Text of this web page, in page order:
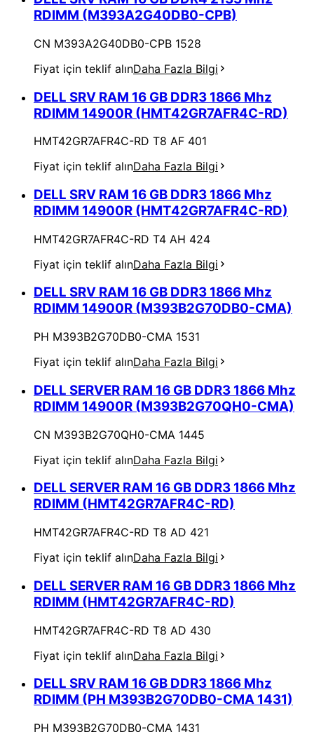
RDIMM (M393A2G40DB0-CPB)
CN M393A2G40DB0-CPB 1528
Fiyat için teklif alınDaha Fazla Bilgi
DELL SRV RAM 16 GB DDR3 1866 Mhz
RDIMM 14900R (HMT42GR7AFR4C-RD)
HMT42GR7AFR4C-RD T8 AF 401
Fiyat için teklif alınDaha Fazla Bilgi
DELL SRV RAM 16 GB DDR3 1866 Mhz
RDIMM 14900R (HMT42GR7AFR4C-RD)
HMT42GR7AFR4C-RD T4 AH 424
Fiyat için teklif alınDaha Fazla Bilgi
DELL SRV RAM 16 GB DDR3 1866 Mhz
RDIMM 14900R (M393B2G70DB0-CMA)
PH M393B2G70DB0-CMA 1531
Fiyat için teklif alınDaha Fazla Bilgi
DELL SERVER RAM 16 GB DDR3 1866 Mhz
RDIMM 14900R (M393B2G70QH0-CMA)
CN M393B2G70QH0-CMA 1445
Fiyat için teklif alınDaha Fazla Bilgi
DELL SERVER RAM 16 GB DDR3 1866 Mhz
RDIMM (HMT42GR7AFR4C-RD)
HMT42GR7AFR4C-RD T8 AD 421
Fiyat için teklif alınDaha Fazla Bilgi
DELL SERVER RAM 16 GB DDR3 1866 Mhz
RDIMM (HMT42GR7AFR4C-RD)
HMT42GR7AFR4C-RD T8 AD 430
Fiyat için teklif alınDaha Fazla Bilgi
DELL SRV RAM 16 GB DDR3 1866 Mhz
RDIMM (PH M393B2G70DB0-CMA 1431)
PH M393B2G70DB0-CMA 1431